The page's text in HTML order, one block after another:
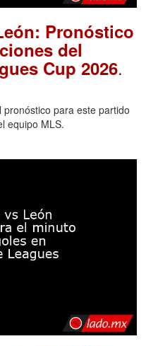
Pronóstico
del
Cup 2026.
para este partido
equipo MLS.